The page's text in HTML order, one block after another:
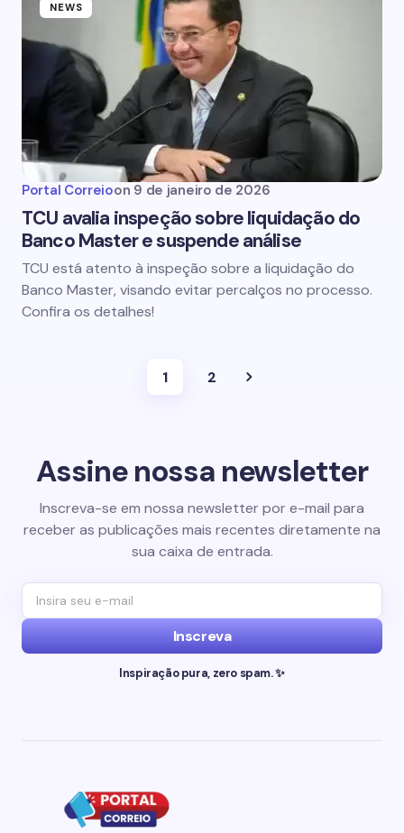
NEWS
Portal Correioon 9 de janeiro de 2026
TCU avalia inspeção sobre liquidação do
Banco Master e suspende análise
TCU está atento à inspeção sobre a liquidação do
Banco Master, visando evitar percalços no processo.
Confira os detalhes!
1 2
Assine nossa newsletter
Inscreva-se em nossa newsletter por e-mail para
receber as publicações mais recentes diretamente na
sua caixa de entrada.
Inscreva
Inspiração pura, zero spam. ✨